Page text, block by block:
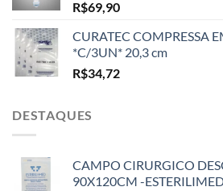
R$69,90
CURATEC COMPRESSA
*C/3UN* 20,3 cm
R$34,72
DESTAQUES
CAMPO CIRURGICO
90X120CM -